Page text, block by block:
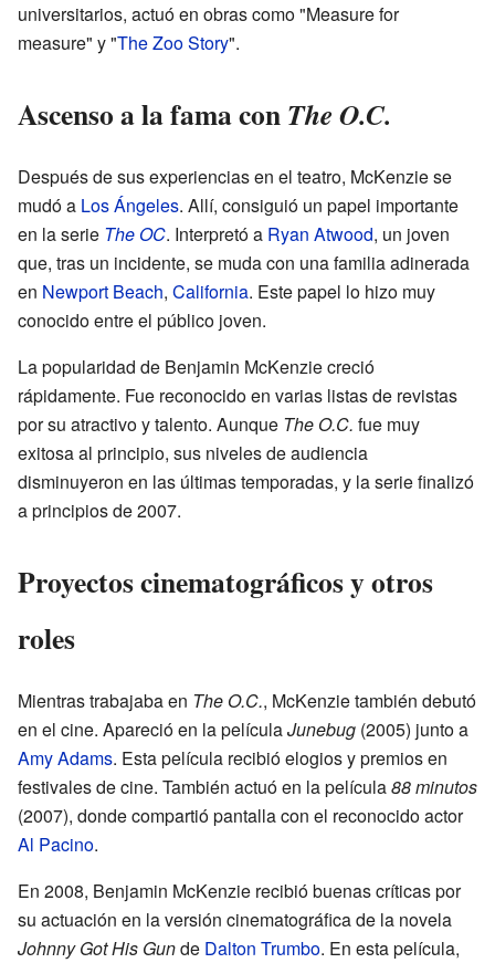
universitarios, actuó en obras como "Measure for
measure" y "The Zoo Story".
Ascenso a la fama conThe O.C.
Después de sus experiencias en el teatro, McKenzie se
mudó a Los Ángeles. Allí, consiguió un papel importante
en la serie The OC. Interpretó a Ryan Atwood, un joven
que, tras un incidente, se muda con una familia adinerada
en Newport Beach, California. Este papel lo hizo muy
conocido entre el público joven.
La popularidad de Benjamin McKenzie creció
rápidamente. Fue reconocido en varias listas de revistas
por su atractivo y talento. Aunque The O.C. fue muy
exitosa al principio, sus niveles de audiencia
disminuyeron en las últimas temporadas, y la serie finalizó
a principios de 2007.
Proyectos cinematográficos y otros
roles
Mientras trabajaba en The O.C., McKenzie también debutó
en el cine. Apareció en la películaJunebug (2005) junto a
Amy Adams. Esta película recibió elogios y premios en
festivales de cine. También actuó en la película88 minutos
(2007), donde compartió pantalla con el reconocido actor
Al Pacino.
En 2008, Benjamin McKenzie recibió buenas críticas por
su actuación en la versión cinematográfica de la novela
Johnny Got His Gunde Dalton Trumbo. En esta película,